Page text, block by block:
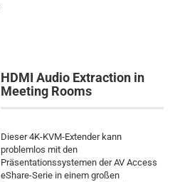
HDMI Audio Extraction in
Meeting Rooms
Dieser 4K-KVM-Extender kann
problemlos mit den
Präsentationssystemen der AV Access
eShare-Serie in einem großen